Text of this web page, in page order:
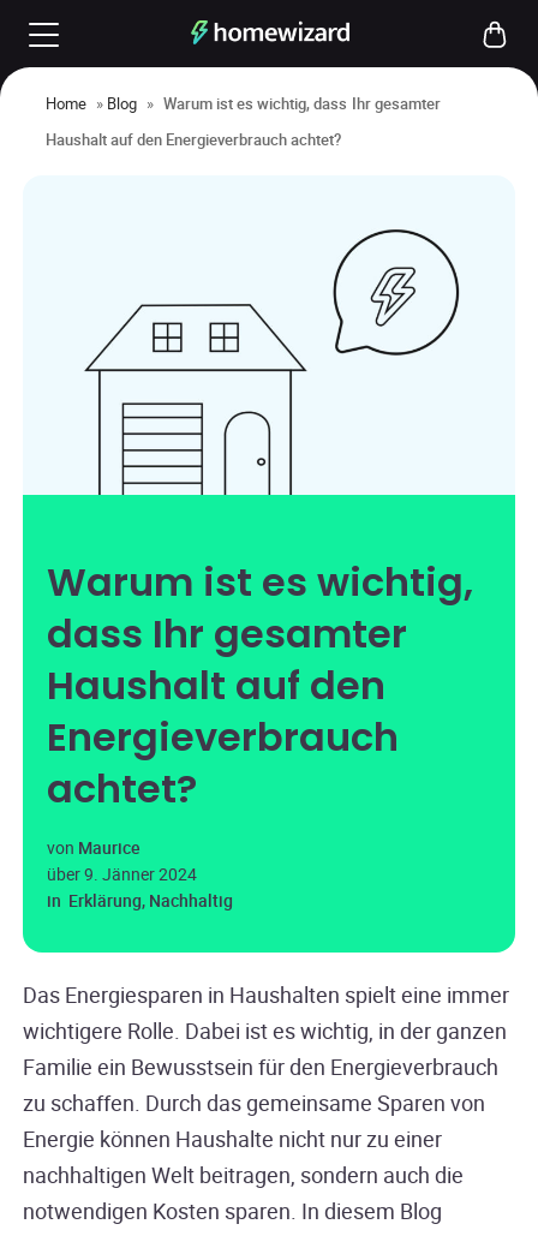
Home » Blog » Warum ist es wichtig, dass Ihr gesamter
Haushalt auf den Energieverbrauch achtet?
Warum ist es wichtig,
dass Ihr gesamter
Haushalt auf den
Energieverbrauch
achtet?
von Maurice
über9. Jänner 2024
in Erklärung, Nachhaltig
Das Energiesparen in Haushalten spielt eine immer
wichtigere Rolle. Dabei ist es wichtig, in der ganzen
Familie ein Bewusstsein für den Energieverbrauch
zu schaffen. Durch das gemeinsame Sparen von
Energie können Haushalte nicht nur zu einer
nachhaltigen Welt beitragen, sondern auch die
notwendigen Kosten sparen. In diesem Blog